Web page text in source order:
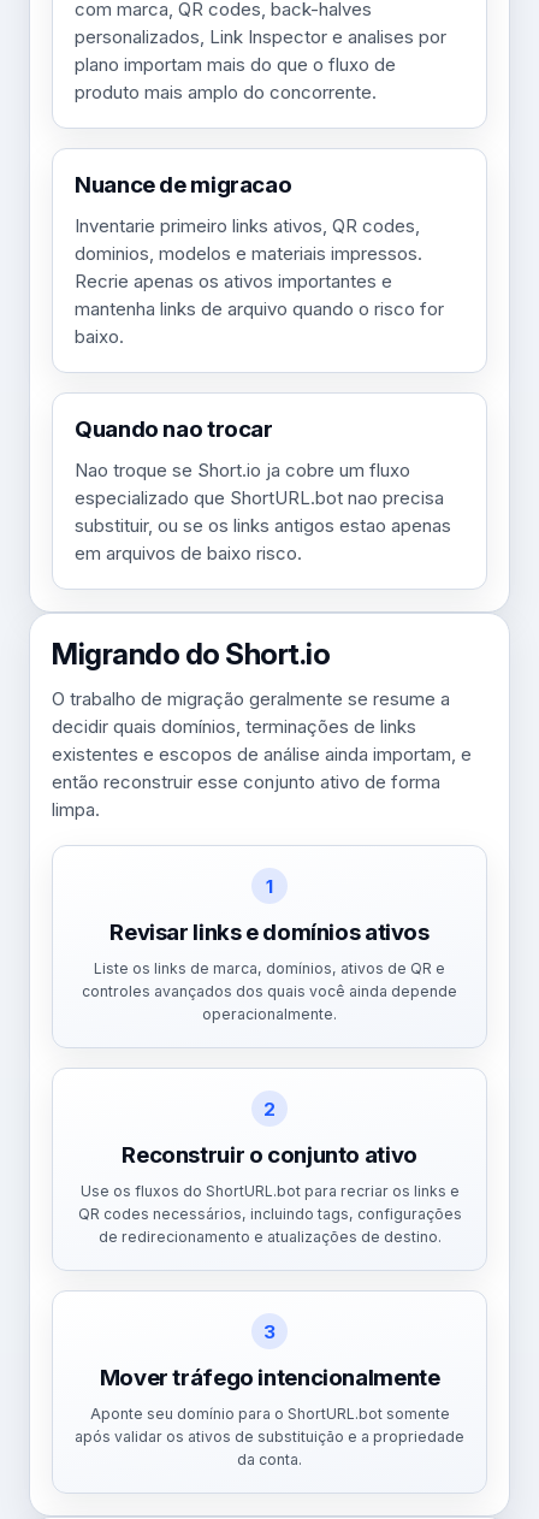
com marca, QR codes, back-halves
personalizados, Link Inspector e analises por
plano importam mais do que o fluxo de
produto mais amplo do concorrente.
Nuance de migracao
Inventarie primeiro links ativos, QR codes,
dominios, modelos e materiais impressos.
Recrie apenas os ativos importantes e
mantenha links de arquivo quando o risco for
baixo.
Quando nao trocar
Nao troque se Short.io ja cobre um fluxo
especializado que ShortURL.bot nao precisa
substituir, ou se os links antigos estao apenas
em arquivos de baixo risco.
Migrando do Short.io
O trabalho de migração geralmente se resume a
decidir quais domínios, terminações de links
existentes e escopos de análise ainda importam, e
então reconstruir esse conjunto ativo de forma
limpa.
1
Revisar links e domínios ativos
Liste os links de marca, domínios, ativos de QR e
controles avançados dos quais você ainda depende
operacionalmente.
2
Reconstruir o conjunto ativo
Use os fluxos do ShortURL.bot para recriar os links e
QR codes necessários, incluindo tags, configurações
de redirecionamento e atualizações de destino.
3
Mover tráfego intencionalmente
Aponte seu domínio para o ShortURL.bot somente
após validar os ativos de substituição e a propriedade
da conta.